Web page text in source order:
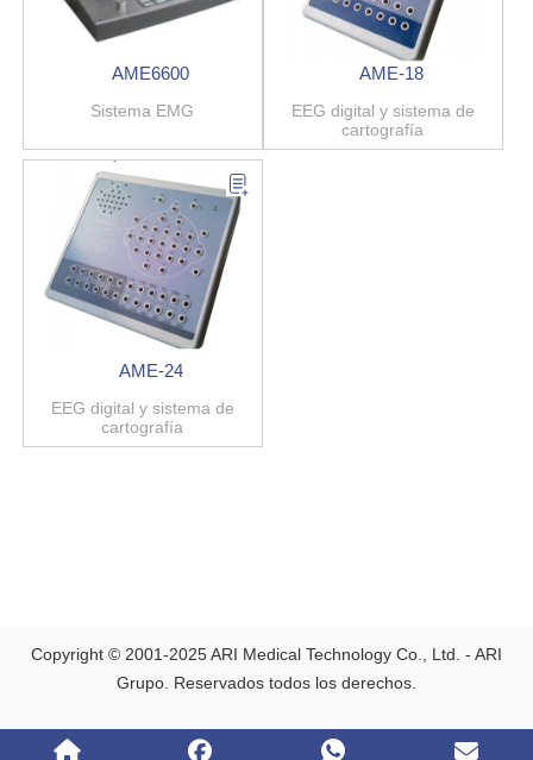
AME6600
Sistema EMG
AME-18
EEG digital y sistema de
cartografía
AME-24
EEG digital y sistema de
cartografía
Copyright © 2001-2025 ARI Medical Technology Co., Ltd. - ARI
Grupo. Reservados todos los derechos.